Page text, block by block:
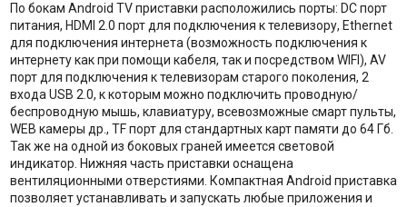
По бокам Android TV приставки расположились порты: DC порт
питания, HDMI 2.0 порт для подключения к телевизору, Ethernet
для подключения интернета (возможность подключения к
интернету как при помощи кабеля, так и посредством WIFI), AV
порт для подключения к телевизорам старого поколения, 2
входа USB 2.0, к которым можно подключить проводную/
беспроводную мышь, клавиатуру, всевозможные смарт пульты,
WEB камеры др., TF порт для стандартных карт памяти до 64 Гб.
Так же на одной из боковых граней имеется световой
индикатор. Нижняя часть приставки оснащена
вентиляционными отверстиями. Компактная Android приставка
позволяет устанавливать и запускать любые приложения и